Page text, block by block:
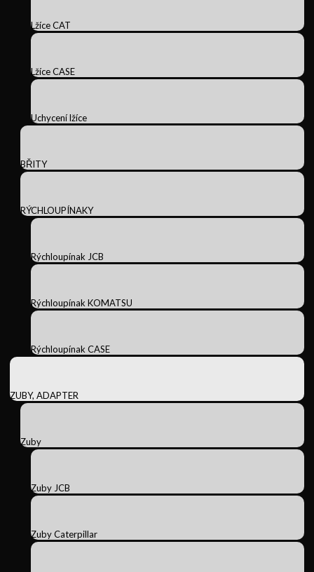
Lžíce CAT
Lžíce CASE
Uchycení lžíce
BŘITY
RÝCHLOUPÍNAKY
Rýchloupínak JCB
Rýchloupínak KOMATSU
Rýchloupínak CASE
ZUBY, ADAPTER
Zuby
Zuby JCB
Zuby Caterpillar